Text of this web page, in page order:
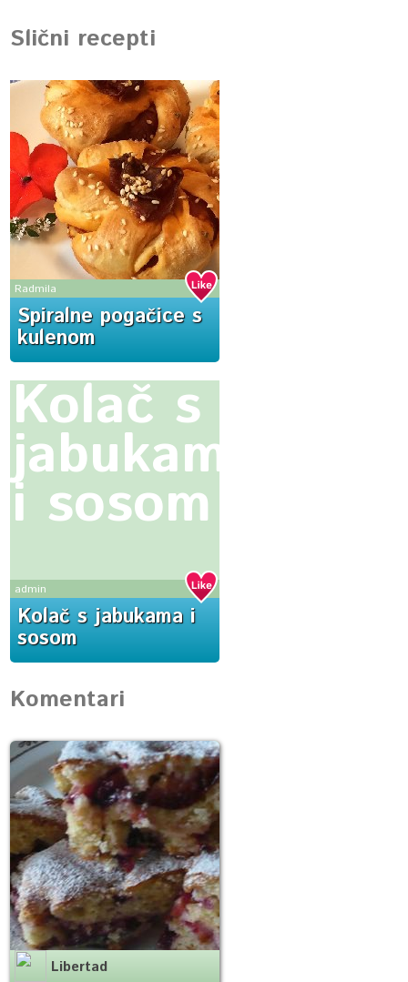
Slični recepti
Radmila
Spiralne pogačice s
kulenom
Kolač s
jabukama
i sosom
admin
Kolač s jabukama i
sosom
Komentari
Libertad